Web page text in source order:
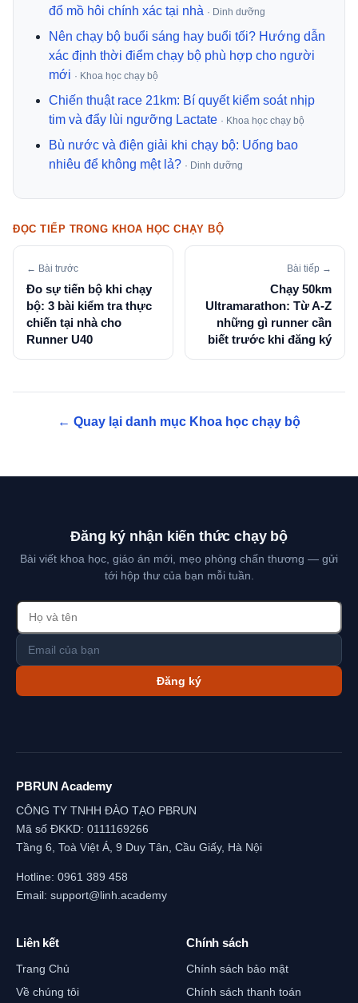
đổ mồ hôi chính xác tại nhà · Dinh dưỡng
Nên chạy bộ buổi sáng hay buổi tối? Hướng dẫn
xác định thời điểm chạy bộ phù hợp cho người
mới · Khoa học chạy bộ
Chiến thuật race 21km: Bí quyết kiểm soát nhịp
tim và đẩy lùi ngưỡng Lactate · Khoa học chạy bộ
Bù nước và điện giải khi chạy bộ: Uống bao
nhiêu để không mệt lả? · Dinh dưỡng
ĐỌC TIẾP TRONG KHOA HỌC CHẠY BỘ
← Bài trước
Đo sự tiến bộ khi chạy
bộ: 3 bài kiểm tra thực
chiến tại nhà cho
Runner U40
Bài tiếp →
Chạy 50km
Ultramarathon: Từ A-Z
những gì runner cần
biết trước khi đăng ký
← Quay lại danh mục Khoa học chạy bộ
Đăng ký nhận kiến thức chạy bộ
Bài viết khoa học, giáo án mới, mẹo phòng chấn thương — gửi
tới hộp thư của bạn mỗi tuần.
Đăng ký
PBRUN Academy
CÔNG TY TNHH ĐÀO TẠO PBRUN
Mã số ĐKKD: 0111169266
Tầng 6, Toà Việt Á, 9 Duy Tân, Cầu Giấy, Hà Nội
Hotline: 0961 389 458
Email: support@linh.academy
Liên kết
Trang Chủ
Về chúng tôi
Chính sách
Chính sách bảo mật
Chính sách thanh toán